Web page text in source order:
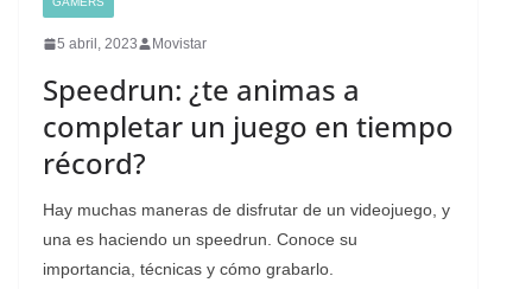
5 abril, 2023 Movistar
Speedrun: ¿te animas a
completar un juego en tiempo
récord?
Hay muchas maneras de disfrutar de un videojuego, y
una es haciendo un speedrun. Conoce su
importancia, técnicas y cómo grabarlo.